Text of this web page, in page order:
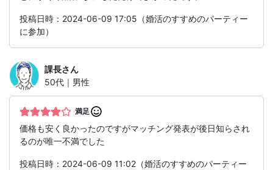
投稿日時：2024-06-09 17:05（婚活のすすめのパーティー
に参加）
課長さん
50代｜男性
満足
価格も安く良かったのですがマッチング発表が後日知らされ
るのが唯一不満でした
投稿日時：2024-06-09 11:02（婚活のすすめのパーティー